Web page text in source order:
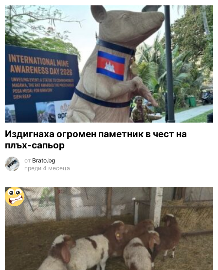
Издигнаха огромен паметник в чест на
плъх-сапьор
от Brato.bg
преди 4 месеца